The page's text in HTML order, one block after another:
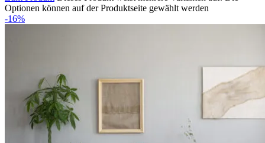
Optionen können auf der Produktseite gewählt werden
-16%